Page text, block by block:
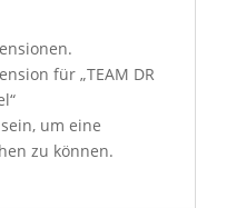
für „TEAM DR
um eine
zu können.